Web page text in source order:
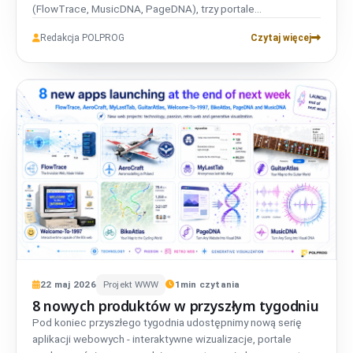
(FlowTrace, MusicDNA, PageDNA), trzy portale
trzy eksperymenty przeglądarkowe (Axiom, MyLastTab,
powstały in-house.
Redakcja POLPROG Czytaj więcej
22 maj 2026 Projekt WWW 1 min czytania
8 nowych produktów w przyszłym tygodniu
Pod koniec przyszłego tygodnia udostępnimy nową serię
aplikacji webowych - interaktywne wizualizacje, portale